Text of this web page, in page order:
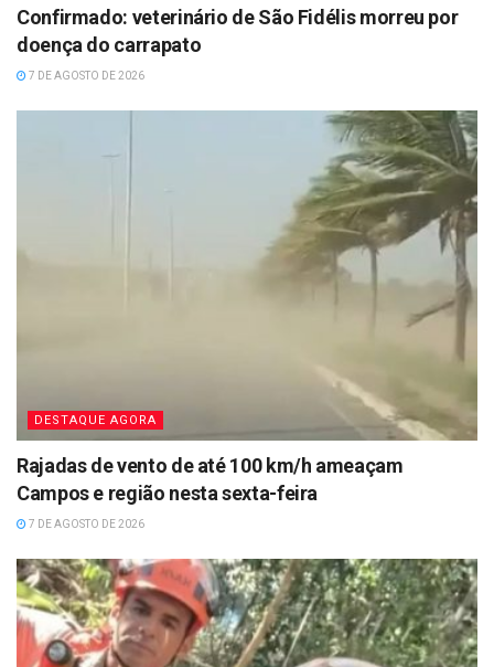
Confirmado: veterinário de São Fidélis morreu por
doença do carrapato
7 DE AGOSTO DE 2026
DESTAQUE AGORA
Rajadas de vento de até 100 km/h ameaçam
Campos e região nesta sexta-feira
7 DE AGOSTO DE 2026